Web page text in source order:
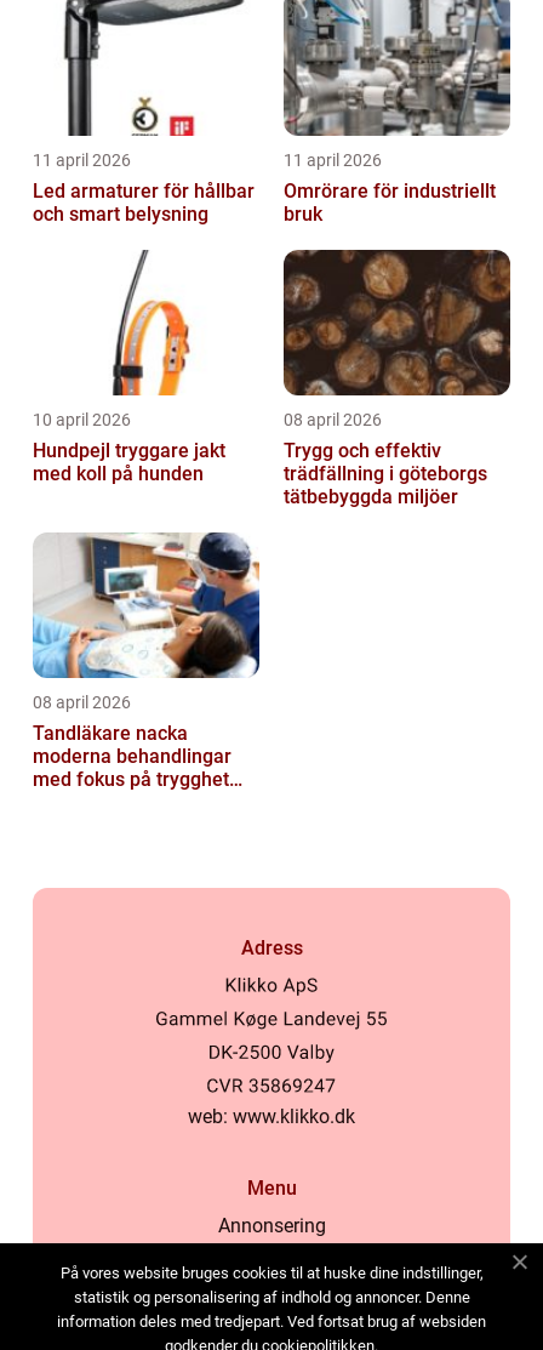
11 april 2026
Led armaturer för hållbar
och smart belysning
11 april 2026
Omrörare för industriellt
bruk
10 april 2026
Hundpejl tryggare jakt
med koll på hunden
08 april 2026
Trygg och effektiv
trädfällning i göteborgs
tätbebyggda miljöer
08 april 2026
Tandläkare nacka
moderna behandlingar
med fokus på trygghet
Adress
web: www.klikko.dk
Menu
Annonsering
Cookies
Kontakta oss
På vores website bruges cookies til at huske dine indstillinger,
statistik og personalisering af indhold og annoncer. Denne
information deles med tredjepart. Ved fortsat brug af websiden
godkender du cookiepolitikken.